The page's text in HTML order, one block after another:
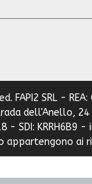
FAPI2 SRL -
dell'Anello,
- SDI: KRRH6B9
appartengono ai